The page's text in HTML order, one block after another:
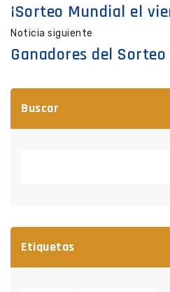
Noticia siguiente
Buscar
Etiquetas